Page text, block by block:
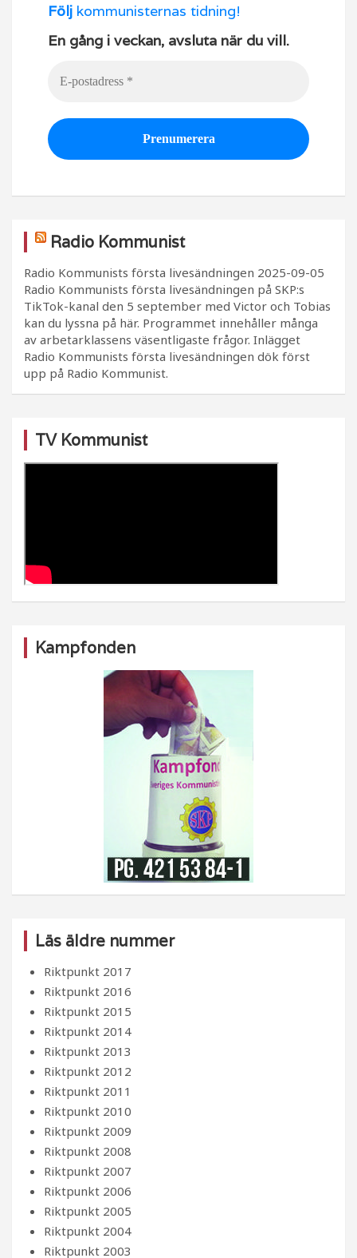
Följ kommunisternas tidning!
En gång i veckan, avsluta när du vill.
Radio Kommunist
Radio Kommunists första livesändningen 2025-09-05
Radio Kommunists första livesändningen på SKP:s
TikTok-kanal den 5 september med Victor och Tobias
kan du lyssna på här. Programmet innehåller många
av arbetarklassens väsentligaste frågor. Inlägget
Radio Kommunists första livesändningen dök först
upp på Radio Kommunist.
TV Kommunist
Kampfonden
Läs äldre nummer
Riktpunkt 2017
Riktpunkt 2016
Riktpunkt 2015
Riktpunkt 2014
Riktpunkt 2013
Riktpunkt 2012
Riktpunkt 2011
Riktpunkt 2010
Riktpunkt 2009
Riktpunkt 2008
Riktpunkt 2007
Riktpunkt 2006
Riktpunkt 2005
Riktpunkt 2004
Riktpunkt 2003